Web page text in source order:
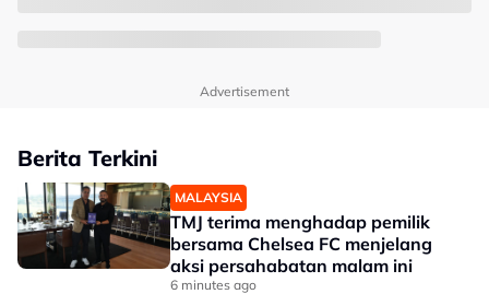
Advertisement
Berita Terkini
MALAYSIA
TMJ terima menghadap pemilik
bersama Chelsea FC menjelang
aksi persahabatan malam ini
6 minutes ago